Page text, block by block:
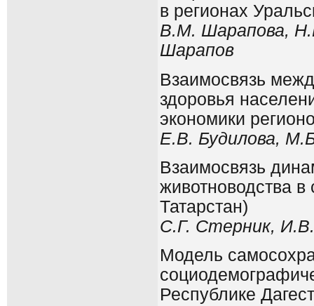
в регионах
В.М. Шарапова,
Шарапов
Взаимосвязь
здоровья
экономики
Е.В. Будилова,
Взаимосвязь
животноводства
Татарстан)
С.Г. Стерник,
Модель
Республике